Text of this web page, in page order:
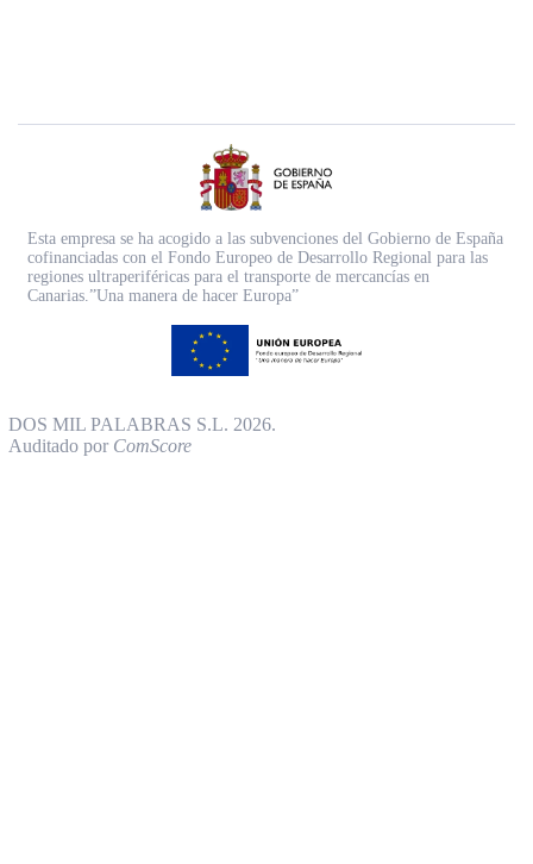
Esta empresa se ha acogido a las subvenciones del Gobierno de España
cofinanciadas con el Fondo Europeo de Desarrollo Regional para las
regiones ultraperiféricas para el transporte de mercancías en
Canarias.”Una manera de hacer Europa”
DOS MIL PALABRAS S.L. 2026.
Auditado por ComScore